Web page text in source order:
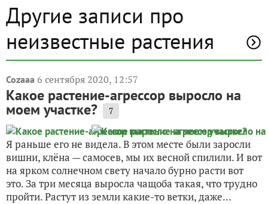
Другие записи про
неизвестные растения
Cozaaa 6 сентября 2020, 12:57
Какое растение-агрессор выросло на
моем участке? 7
Я раньше его не видела. В этом месте были заросли
вишни, клёна — самосев, мы их весной спилили. И вот
на ярком солнечном свету начало бурно расти вот
это. За три месяца выросла чащоба такая, что трудно
пройти. Растут из земли какие-то ветки, даже...